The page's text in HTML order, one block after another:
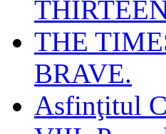
THE
BRAVE.
Asfinţitul